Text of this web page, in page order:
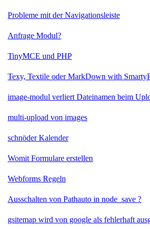
Probleme mit der Navigationsleiste
Anfrage Modul?
TinyMCE und PHP
Texy, Textile oder MarkDown with
image-modul verliert Dateinamen beim
multi-upload von images
schnöder Kalender
Womit Formulare erstellen
Webforms Regeln
Ausschalten von Pathauto in node_save ?
gsitemap wird von google als fehlerhaft